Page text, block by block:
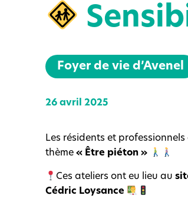
Foyer de vie d’Avenel
26 avril 2025
Les résidents et professionnels
thème« Être piéton »
Ces ateliers ont eu lieu au
Cédric Loysance